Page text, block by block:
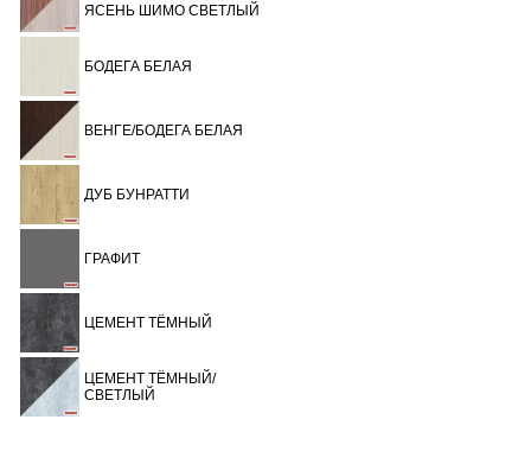
ЯСЕНЬ ШИМО СВЕТЛЫЙ
БОДЕГА БЕЛАЯ
ВЕНГЕ/БОДЕГА БЕЛАЯ
ДУБ БУНРАТТИ
ГРАФИТ
ЦЕМЕНТ ТЁМНЫЙ
ЦЕМЕНТ ТЁМНЫЙ/
СВЕТЛЫЙ